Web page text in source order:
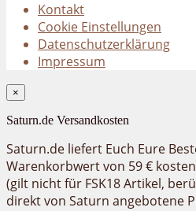
Kontakt
Cookie Einstellungen
Datenschutzerklärung
Impressum
×
Saturn.de Versandkosten
Saturn.de liefert Euch Eure
Warenkorbwert von 59 €
(gilt nicht für FSK18 Artikel,
direkt von Saturn angebotene